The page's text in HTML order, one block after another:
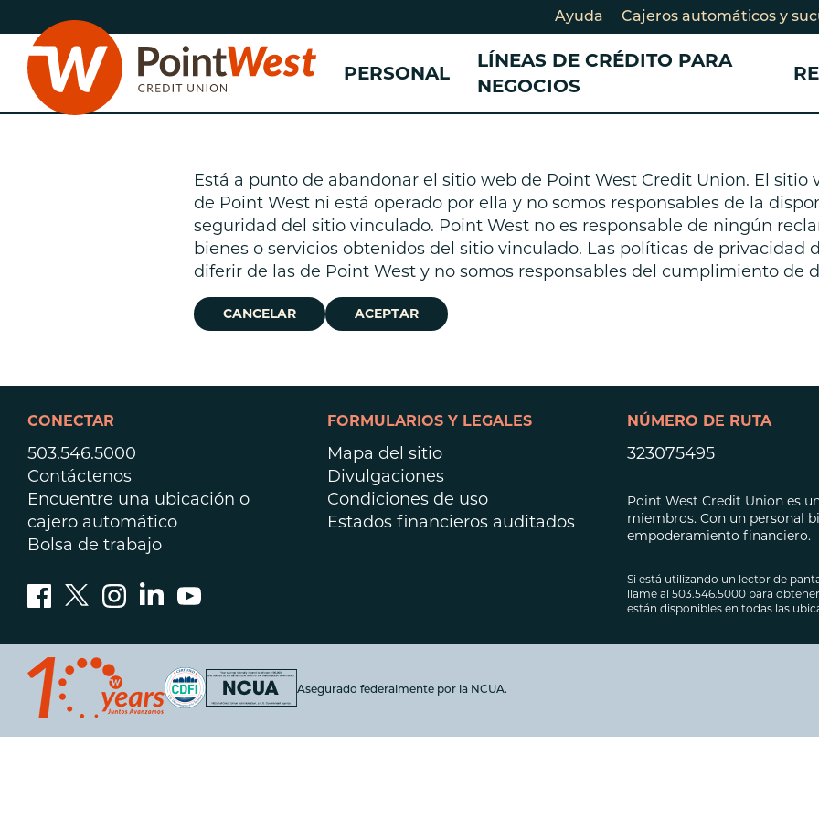
al
contenido
al
inicio
sesión
Ayuda Cajeros automáticos y
PERSONAL
Cuentas de cheques
Cuentas de ahorros
Certificados de depósito
(CD)
CRÉDITO
Préstamo en
Tarjetas de
Préstamo para
crédito
Préstamos
Préstamos para
LÍNEAS DE CRÉDITO PARA
NEGOCIOS
Cuentas de cheques para
negocios
Cuenta de ahorros para
negocios
negocios
PRÉSTAMOS
Préstamos para
negocios
Tarjeta de
Historias de miembros
Nuestro Impacto
Socios comunitarios
Participe
Está a punto de abandonar el sitio web de Point West Credit Union. El sitio
de Point West ni está operado por ella y no somos responsables de la
seguridad del sitio vinculado. Point West no es responsable de ningún
bienes o servicios obtenidos del sitio vinculado. Las políticas de privacidad
diferir de las de Point West y no somos responsables del cumplimiento de
CANCELAR ACEPTAR
CONECTAR
503.546.5000
Contáctenos
Encuentre una ubicación o
cajero automático
Bolsa de trabajo
FORMULARIOS Y LEGALES
Mapa del sitio
Divulgaciones
Condiciones de uso
Estados financieros auditados
NÚMERO DE RUTA
323075495
Point West Credit Union es
miembros. Con un personal
empoderamiento financiero.
Si está utilizando un lector de
llame al 503.546.5000 para
están disponibles en todas las
Asegurado federalmente por la NCUA.